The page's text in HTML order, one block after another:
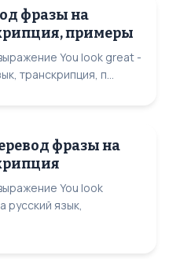
фразы на
примеры
You look great -
транскрипция, п...
фразы на
You look
язык,